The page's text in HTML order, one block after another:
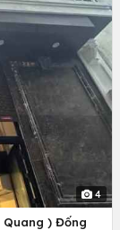
4
Quang ) Đống